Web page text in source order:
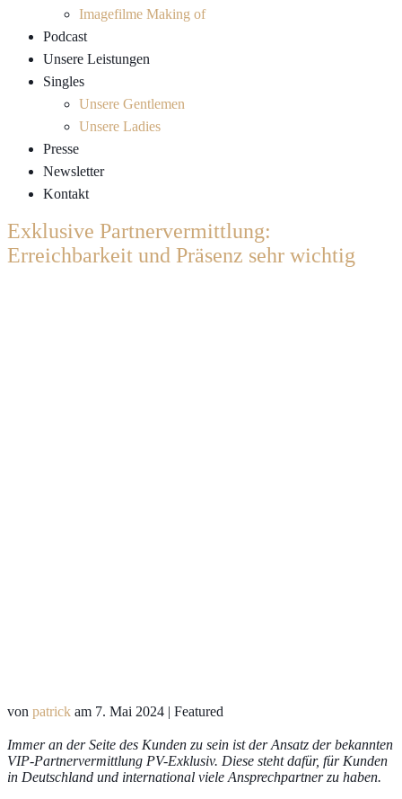
Imagefilme Making of
Podcast
Unsere Leistungen
Singles
Unsere Gentlemen
Unsere Ladies
Presse
Newsletter
Kontakt
Exklusive Partnervermittlung:
Erreichbarkeit und Präsenz sehr wichtig
von patrick am 7. Mai 2024 | Featured
Immer an der Seite des Kunden zu sein ist der Ansatz der bekannten
VIP-Partnervermittlung PV-Exklusiv. Diese steht dafür, für Kunden
in Deutschland und international viele Ansprechpartner zu haben.